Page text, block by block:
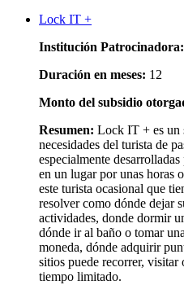
Lock IT +
Institución Patrocinadora:
Duración en meses: 12
Monto del subsidio
Resumen: Lock IT + es un
necesidades del turista de
especialmente
en un lugar por unas horas
este turista ocasional que
resolver como dónde dejar
actividades, donde dormir
dónde ir al baño o tomar
moneda, dónde adquirir
sitios puede recorrer, visitar
tiempo limitado.